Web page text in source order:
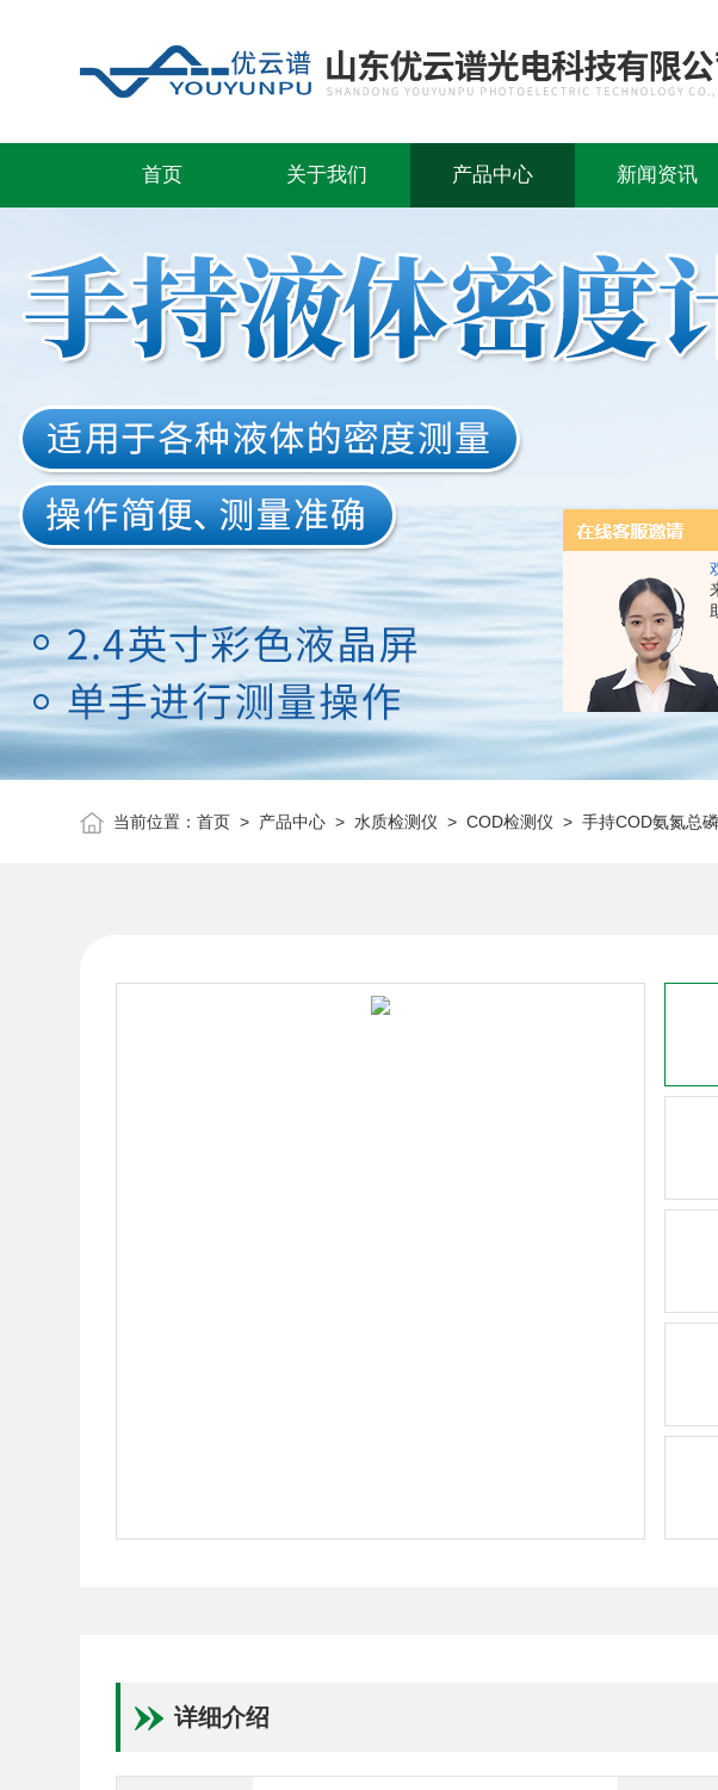
首页 关于我们 产品中心 新闻资讯
当前位置：首页 > 产品中心 >水质检测仪 >COD检测仪 > 手持COD氨氮总
详细介绍